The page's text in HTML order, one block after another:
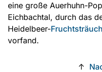
eine große Auerhuhn-
Eichbachtal, durch das
Heidelbeer-
vorfand.
↑